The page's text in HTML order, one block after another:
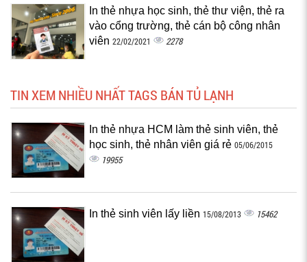
In thẻ nhựa học sinh, thẻ thư viện, thẻ ra
vào cổng trường, thẻ cán bộ công nhân
viên 22/02/2021 2278
TIN XEM NHIỀU NHẤT TAGS BÁN TỦ LẠNH
In thẻ nhựa HCM làm thẻ sinh viên, thẻ
học sinh, thẻ nhân viên giá rẻ 05/06/2015
19955
In thẻ sinh viên lấy liền 15/08/2013 15462